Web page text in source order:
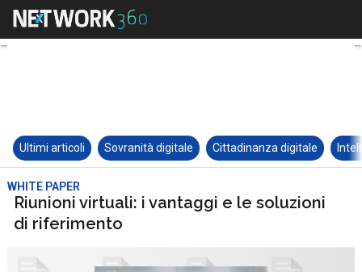
Ultimi articoli Sovranità digitale Cittadinanza digitale
WHITE PAPER
Riunioni virtuali: i vantaggi e le soluzioni
di riferimento